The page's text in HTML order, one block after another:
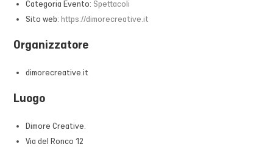
Categoria Evento: Spettacoli
Sito web: https://dimorecreative.it
Organizzatore
dimorecreative.it
Luogo
Dimore Creative.
Via del Ronco 12